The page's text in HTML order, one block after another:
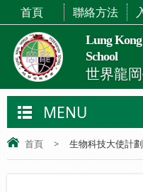
Lung
School
世界龍
首頁 聯絡方法
MENU
首頁 > 生物科技大使計劃